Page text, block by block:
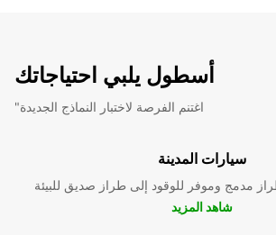
أسطول يلبي احتياجاتك
"اغتنم الفرصة لاختبار النماذج الجديدة
سيارات المدينة
مدمج وموفر للوقود إلى طراز صديق للبيئة
شاهد المزيد